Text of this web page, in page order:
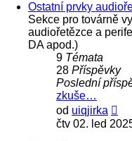
Ostatní prvky
Sekce pro továrně
audiořetězce a
DA apod.)
9 Témata
28 Příspěvky
Poslední
zkuše…
od uiqjirka
čtv 02. led